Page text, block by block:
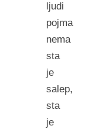
ljudi
pojma
nema
sta
je
salep,
sta
je